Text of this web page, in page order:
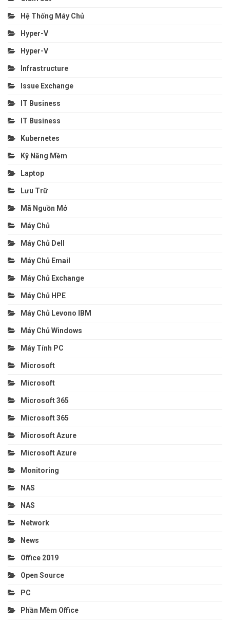
Hệ Thống Máy Chủ
Hyper-V
Hyper-V
Infrastructure
Issue Exchange
IT Business
IT Business
Kubernetes
Kỹ Năng Mềm
Laptop
Lưu Trữ
Mã Nguồn Mở
Máy Chủ
Máy Chủ Dell
Máy Chủ Email
Máy Chủ Exchange
Máy Chủ HPE
Máy Chủ Levono IBM
Máy Chủ Windows
Máy Tính PC
Microsoft
Microsoft
Microsoft 365
Microsoft 365
Microsoft Azure
Microsoft Azure
Monitoring
NAS
NAS
Network
News
Office 2019
Open Source
PC
Phần Mềm Office